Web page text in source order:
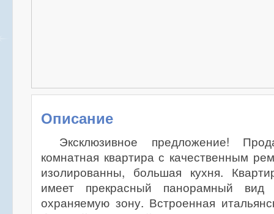
Описание
Эксклюзивное предложение!
комнатная квартира с качественным
изолированны, большая кухня.
имеет прекрасный панорамный
охраняемую зону. Встроенная